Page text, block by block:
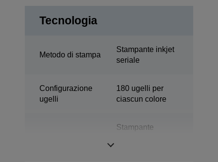
Tecnologia
Metodo di stampa
Stampante inkjet
seriale
Configurazione
ugelli
180 ugelli per
ciascun colore
Stampante